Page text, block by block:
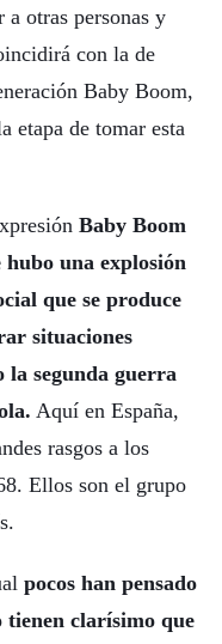
a otras personas y
con la de
Baby Boom,
etapa de tomar esta
Baby Boom
hubo una explosión
que se produce
situaciones
la segunda guerra
Aquí en España,
rasgos a los
Ellos son el grupo
pocos han pensado
clarísimo que